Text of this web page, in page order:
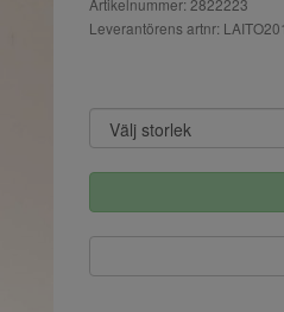
Artikelnummer: 2822223
Leverantörens artnr: